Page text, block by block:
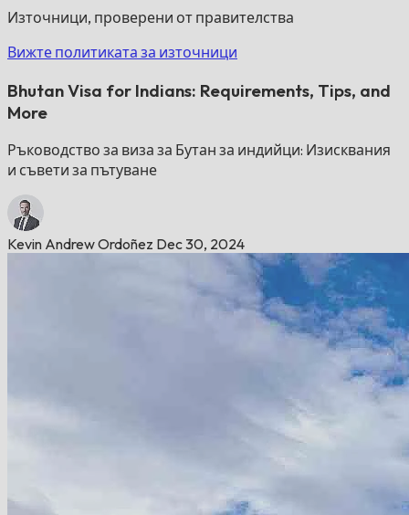
Източници, проверени от правителства
Вижте политиката за източници
Bhutan Visa for Indians: Requirements, Tips, and
More
Ръководство за виза за Бутан за индийци: Изисквания
и съвети за пътуване
Kevin Andrew Ordoñez Dec 30, 2024